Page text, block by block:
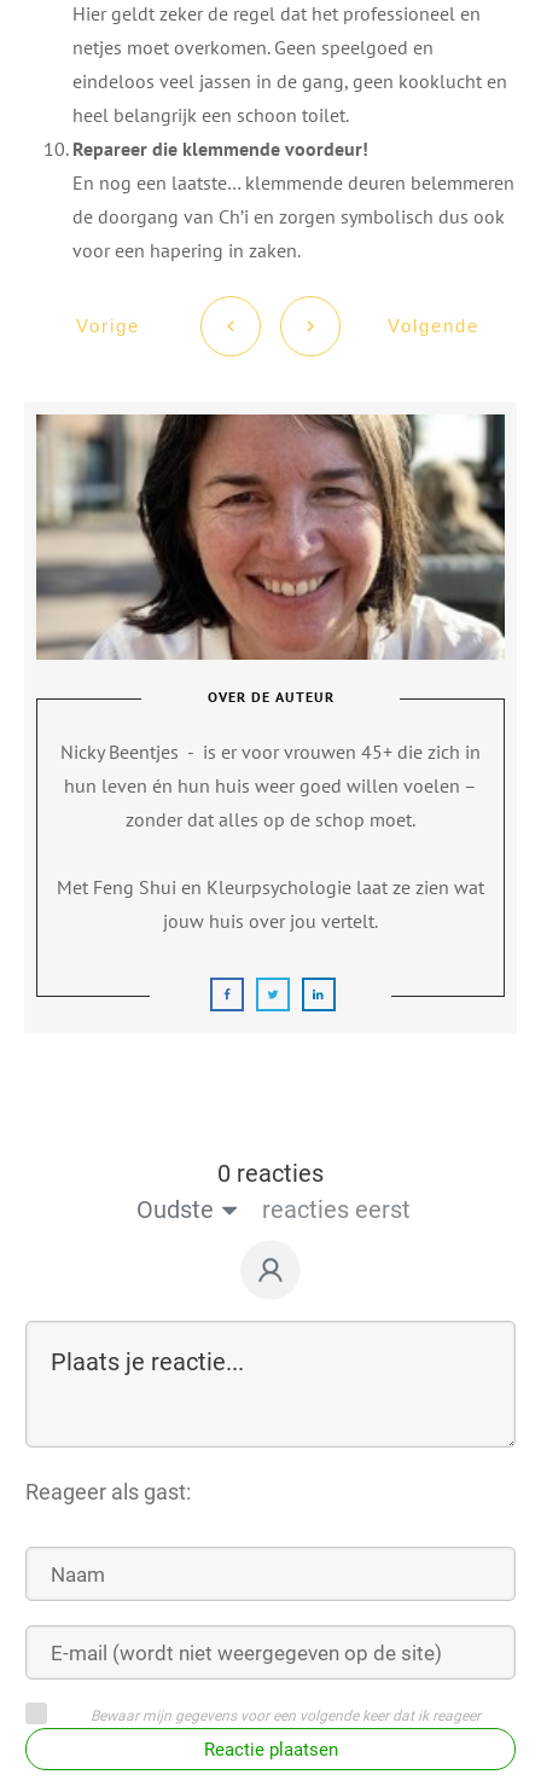
Hier geldt zeker de regel dat het professioneel en
netjes moet overkomen. Geen speelgoed en
eindeloos veel jassen in de gang, geen kooklucht en
heel belangrijk een schoon toilet.
Repareer die klemmende voordeur!
En nog een laatste… klemmende deuren belemmeren
de doorgang van Ch’i en zorgen symbolisch dus ook
voor een hapering in zaken.
Vorige Volgende
OVER DE AUTEUR
Nicky Beentjes - is er voor vrouwen 45+ die zich in
hun leven én hun huis weer goed willen voelen –
zonder dat alles op de schop moet.
Met Feng Shui en Kleurpsychologie laat ze zien wat
jouw huis over jou vertelt.
0 reacties
Oudste
reacties eerst
Reageer als gast:
Bewaar mijn gegevens voor een volgende keer dat ik reageer
Reactie plaatsen